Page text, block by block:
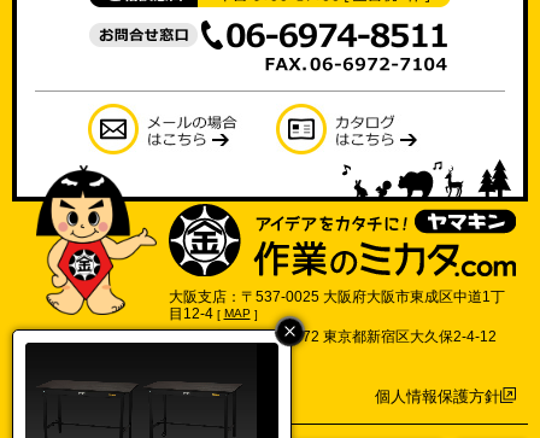
大阪支店：〒537-0025 大阪府大阪市東成区中道1丁
目12-4 [ MAP]
東京支店：〒169-0072 東京都新宿区大久保2-4-12
個人情報保護方針